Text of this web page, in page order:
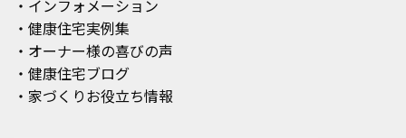
・インフォメーション
・健康住宅実例集
・オーナー様の喜びの声
・健康住宅ブログ
・家づくりお役立ち情報